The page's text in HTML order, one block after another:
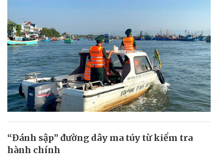
“Đánh sập” đường dây ma túy từ kiểm tra
hành chính